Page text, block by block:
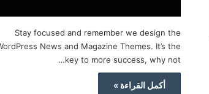
Stay focused and remember we design the
News and Magazine Themes. It’s the
key to more success, why not…
أكمل القراءة »